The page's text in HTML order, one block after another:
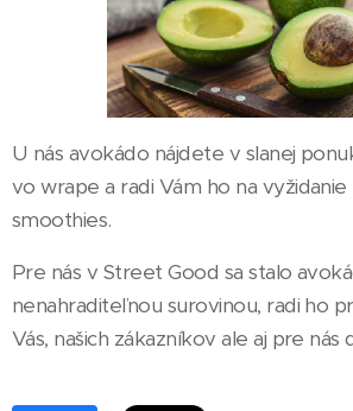
U nás avokádo nájdete v slanej
vo wrape a radi Vám ho na
smoothies.
Pre nás v Street Good sa stalo
nenahraditeľnou surovinou, radi ho
Vás, našich zákazníkov ale aj pre nás